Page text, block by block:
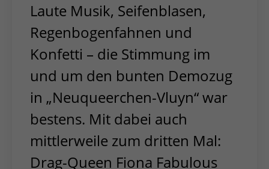
Laute Musik, Seifenblasen,
Regenbogenfahnen und
Konfetti – die Stimmung im
und um den bunten Demozug
in „Neuqueerchen-Vluyn“ war
bestens. Mit dabei auch
mittlerweile zum dritten Mal:
Drag-Queen Fiona Fabulous